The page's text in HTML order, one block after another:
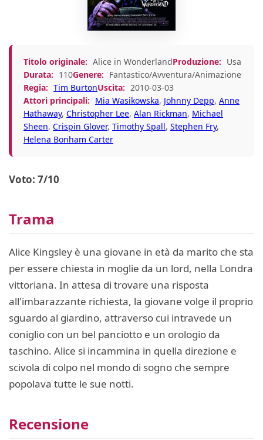
Titolo originale: Alice in WonderlandProduzione: Usa
Durata: 110Genere: Fantastico/Avventura/Animazione
Regia: Tim BurtonUscita: 2010-03-03
Attori principali: Mia Wasikowska, Johnny Depp, Anne
Hathaway, Christopher Lee, Alan Rickman, Michael
Sheen, Crispin Glover, Timothy Spall, Stephen Fry,
Helena Bonham Carter
Voto: 7/10
Trama
Alice Kingsley è una giovane in età da marito che sta
per essere chiesta in moglie da un lord, nella Londra
vittoriana. In attesa di trovare una risposta
all'imbarazzante richiesta, la giovane volge il proprio
sguardo al giardino, attraverso cui intravede un
coniglio con un bel panciotto e un orologio da
taschino. Alice si incammina in quella direzione e
scivola di colpo nel mondo di sogno che sempre
popolava tutte le sue notti.
Recensione